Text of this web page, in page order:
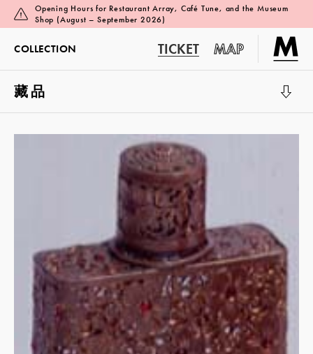
Opening Hours for Restaurant Array, Café Tune, and the Museum
Shop (August – September 2026)
COLLECTION TICKET MAP
藏品